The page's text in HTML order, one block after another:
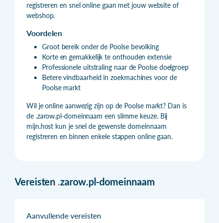
registreren en snel online gaan met jouw website of
webshop.
Voordelen
Groot bereik onder de Poolse bevolking
Korte en gemakkelijk te onthouden extensie
Professionele uitstraling naar de Poolse doelgroep
Betere vindbaarheid in zoekmachines voor de
Poolse markt
Wil je online aanwezig zijn op de Poolse markt? Dan is
de .zarow.pl-domeinnaam een slimme keuze. Bij
mijn.host kun je snel de gewenste domeinnaam
registreren en binnen enkele stappen online gaan.
Vereisten .zarow.pl-domeinnaam
Aanvullende vereisten